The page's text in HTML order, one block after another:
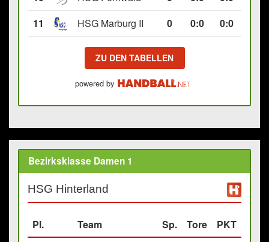
11
HSG Marburg II 0 0:0 0:0
ZU DEN TABELLEN
powered by
Bezirksklasse Damen 1
HSG Hinterland
Pl. Team Sp. Tore
PKT